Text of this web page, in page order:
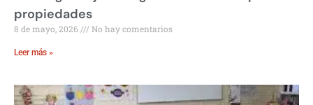
propiedades
8 de mayo, 2026 No hay comentarios
Leer más »